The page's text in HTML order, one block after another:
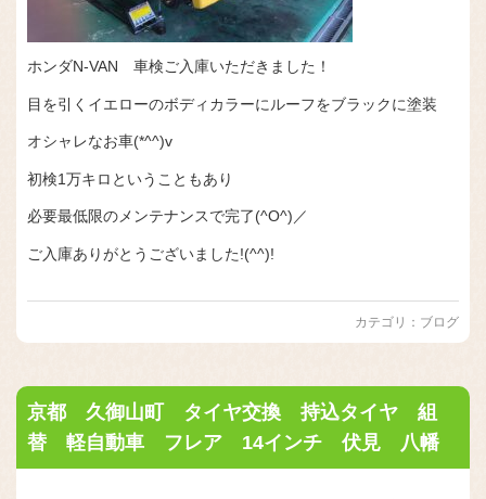
ホンダN-VAN 車検ご入庫いただきました！
目を引くイエローのボディカラーにルーフをブラックに塗装
オシャレなお車(*^^)v
初検1万キロということもあり
必要最低限のメンテナンスで完了(^O^)／
ご入庫ありがとうございました!(^^)!
カテゴリ： ブログ
京都 久御山町 タイヤ交換 持込タイヤ 組
替 軽自動車 フレア 14インチ 伏見 八幡